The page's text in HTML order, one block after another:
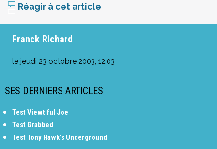
Réagir à cet article
Franck Richard
le jeudi 23 octobre 2003, 12:03
SES DERNIERS ARTICLES
Test Viewtiful Joe
Test Grabbed
Test Tony Hawk's Underground